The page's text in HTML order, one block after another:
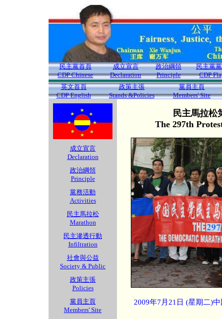
民主黨首頁
CDP Chinese
成立宣言
Declaration
政治綱領
Principle
民主黨
CDP
英文首頁
CDP English
政策主張
Stands &Policies
黨員主頁
Members' Site
成立宣言
Declaration
政治綱領
Principle
黨務活動
Activities
民主馬拉松
Marathon
民主滲透行動
Infiltration
社會與公益
Society & Public
政策主張
Policies
黨員主頁
Members' Site
民主馬拉松
The 297th
2009年7月21日 (星期二)